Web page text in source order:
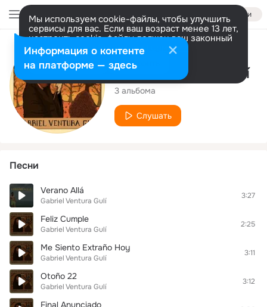
Войти
Мы используем cookie-файлы, чтобы улучшить
сервисы для вас. Если ваш возраст менее 13 лет,
настроить cookie-файлы должен ваш законный
представитель. Больше информации
Разрешить все Настроить
Исполнитель
Gabriel Ventura Gulí
3 альбома
Слушать
Песни
Verano Allá
Gabriel Ventura Gulí
3:27
Feliz Cumple
Gabriel Ventura Gulí
2:25
Me Siento Extraño Hoy
Gabriel Ventura Gulí
3:11
Otoño 22
Gabriel Ventura Gulí
3:12
Final Anunciado
Информация о контенте
на платформе — здесь